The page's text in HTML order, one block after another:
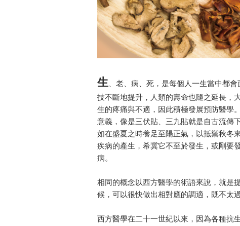
生 、老、病、死，是每個人一生當中都
技不斷地提升，人類的壽命也隨之延長，
生的疼痛與不適，因此積極發展預防醫學
意義，像是三伏貼、三九貼就是自古流傳
如在盛夏之時養足至陽正氣，以抵禦秋冬
疾病的產生，希冀它不至於發生，或剛要
病。
相同的概念以西方醫學的術語來說，就是
候，可以很快做出相對應的調適，既不太
西方醫學在二十一世紀以來，因為各種抗